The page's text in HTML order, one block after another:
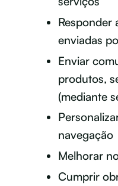
Responder
enviadas
Enviar
produtos,
(mediante
navegação
Melhorar
Cumprir